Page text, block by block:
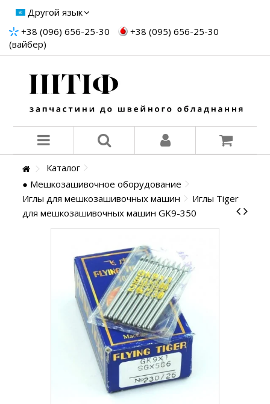
Другой язык
+38 (096) 656-25-30
+38 (095) 656-25-30
(вайбер)
Каталог
● Мешкозашивочное оборудование
Иглы для мешкозашивочных машин
Иглы Tiger
для мешкозашивочных машин GK9-350